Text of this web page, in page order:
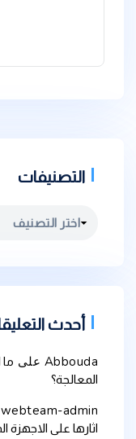
التصنيفات
أحدث
Abbouda على ما
المعالجة؟
webteam-admin
اثارها على الاجهزة